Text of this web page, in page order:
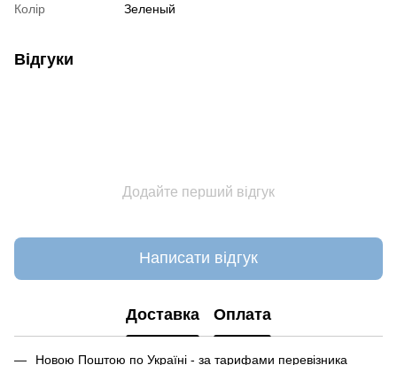
Колір
Зеленый
Відгуки
Додайте перший відгук
Написати відгук
Доставка Оплата
Новою Поштою по Україні - за тарифами перевізника